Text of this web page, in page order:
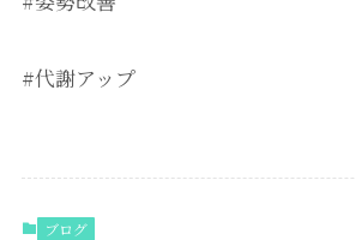
#代謝アップ
ブログ